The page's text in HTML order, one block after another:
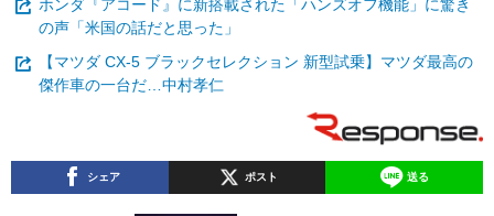
ホンダ『アコード』に新搭載された「ハンズオフ機能」に驚き
の声「米国の話だと思った」
【マツダ CX-5 ブラックセレクション 新型試乗】マツダ最高の
傑作車の一台だ…中村孝仁
シェア ポスト 送る